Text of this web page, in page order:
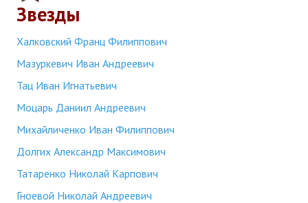
Звезды
Халковский Франц Филиппович
Мазуркевич Иван Андреевич
Тац Иван Игнатьевич
Моцарь Даниил Андреевич
Михайличенко Иван Филиппович
Долгих Александр Максимович
Татаренко Николай Карпович
Гноевой Николай Андреевич